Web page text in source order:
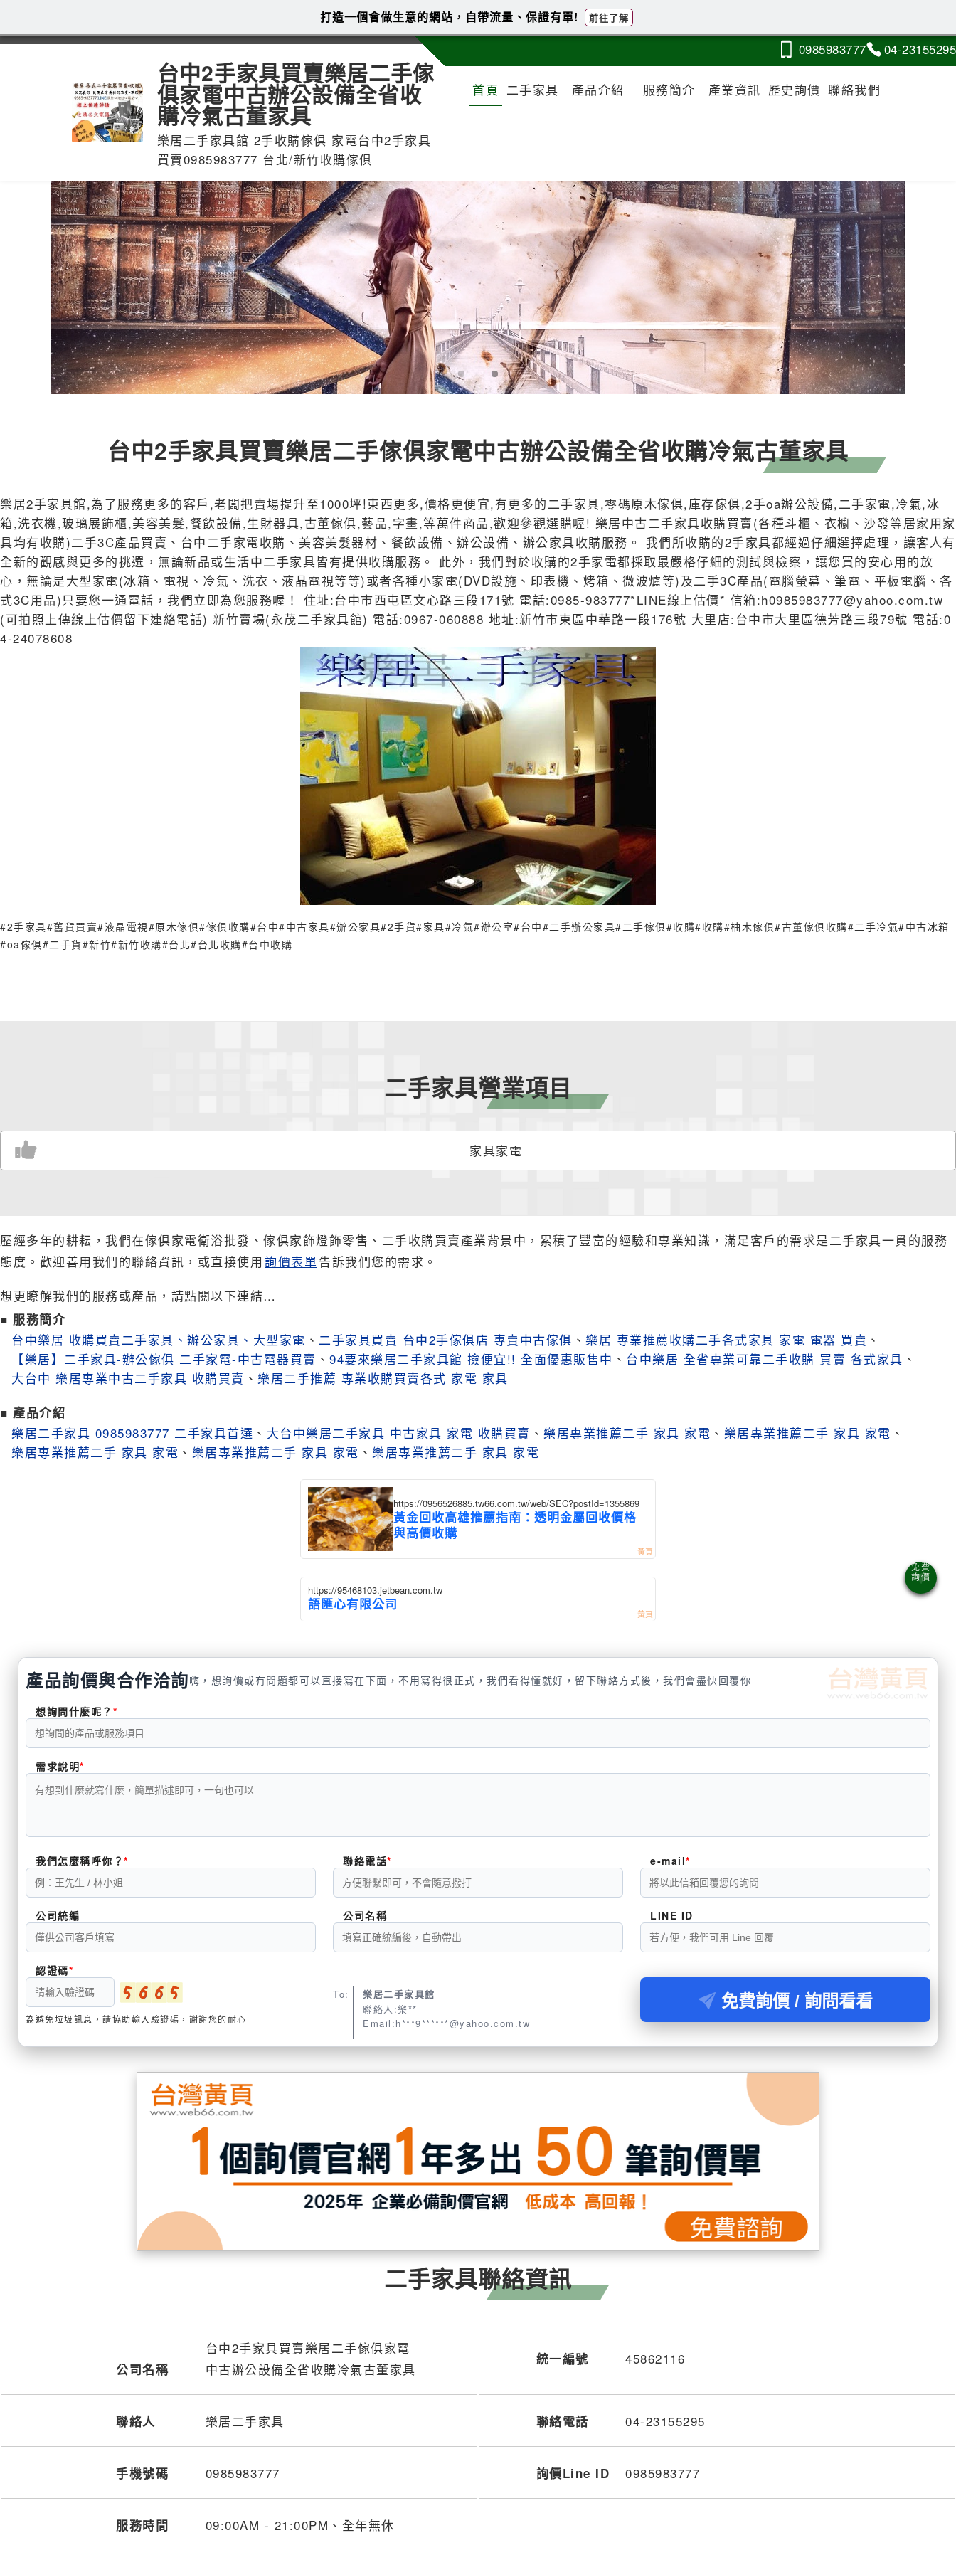
0985983777 04-23155295
台中2手家具買賣樂居二手傢
俱家電中古辦公設備全省收
購冷氣古董家具
樂居二手家具館 2手收購傢俱 家電台中2手家具
買賣0985983777 台北/新竹收購傢俱
首頁 二手家具 產品介紹 服務簡介 產業資訊 歷史詢價 聯絡我們
台中2手家具買賣樂居二手傢俱家電中古辦公設備全省收購冷氣古董家具
樂居2手家具館,為了服務更多的客戶,老闆把賣場提升至1000坪!東西更多,價格更便宜,有更多的二手家具,零碼原木傢俱,庫存傢俱,2手oa辦公設備,二手家電,冷氣,冰
箱,洗衣機,玻璃展飾櫃,美容美髮,餐飲設備,生財器具,古董傢俱,藝品,字畫,等萬件商品,歡迎參觀選購喔! 樂居中古二手家具收購買賣(各種斗櫃、衣櫥、沙發等居家用家
具均有收購)二手3C產品買賣、台中二手家電收購、美容美髮器材、餐飲設備、辦公設備、辦公家具收購服務。 我們所收購的2手家具都經過仔細選擇處理，讓客人有
全新的觀感與更多的挑選，無論新品或生活中二手家具皆有提供收購服務。 此外，我們對於收購的2手家電都採取最嚴格仔細的測試與檢察，讓您買的安心用的放
心，無論是大型家電(冰箱、電視、冷氣、洗衣、液晶電視等等)或者各種小家電(DVD設施、印表機、烤箱、微波爐等)及二手3C產品(電腦螢幕、筆電、平板電腦、各
式3C用品)只要您一通電話，我們立即為您服務喔！ 住址:台中市西屯區文心路三段171號 電話:0985-983777*LINE線上估價* 信箱:h0985983777@yahoo.com.tw
(可拍照上傳線上估價留下連絡電話) 新竹賣場(永茂二手家具館) 電話:0967-060888 地址:新竹市東區中華路一段176號 大里店:台中市大里區德芳路三段79號 電話:0
4-24078608
#2手家具#舊貨買賣#液晶電視#原木傢俱#傢俱收購#台中#中古家具#辦公家具#2手貨#家具#冷氣#辦公室#台中#二手辦公家具#二手傢俱#收購#收購#柚木傢俱#古董傢俱收購#二手冷氣#中古冰箱
#oa傢俱#二手貨#新竹#新竹收購#台北#台北收購#台中收購
二手家具營業項目
家具家電
歷經多年的耕耘，我們在傢俱家電衛浴批發、傢俱家飾燈飾零售、二手收購買賣產業背景中，累積了豐富的經驗和專業知識，滿足客戶的需求是二手家具一貫的服務
態度。歡迎善用我們的聯絡資訊，或直接使用 詢價表單 告訴我們您的需求。
想更瞭解我們的服務或產品，請點閱以下連結…
■ 服務簡介
台中樂居 收購買賣二手家具、辦公家具、大型家電 、 二手家具買賣 台中2手傢俱店 專賣中古傢俱 、 樂居 專業推薦收購二手各式家具 家電 電器 買賣 、
【樂居】二手家具-辦公傢俱 二手家電-中古電器買賣 、 94要來樂居二手家具館 撿便宜!! 全面優惠販售中 、 台中樂居 全省專業可靠二手收購 買賣 各式家具 、
大台中 樂居專業中古二手家具 收購買賣 、 樂居二手推薦 專業收購買賣各式 家電 家具
■ 產品介紹
樂居二手家具 0985983777 二手家具首選 、 大台中樂居二手家具 中古家具 家電 收購買賣 、 樂居專業推薦二手 家具 家電 、 樂居專業推薦二手 家具 家電 、
樂居專業推薦二手 家具 家電 、 樂居專業推薦二手 家具 家電 、 樂居專業推薦二手 家具 家電
https://0956526885.tw66.com.tw/web/SEC?postId=1355869
黃金回收高雄推薦指南：透明金屬回收價格
與高價收購
https://95468103.jetbean.com.tw
語匯心有限公司
產品詢價與合作洽詢嗨，想詢價或有問題都可以直接寫在下面，不用寫得很正式，我們看得懂就好，留下聯絡方式後，我們會盡快回覆你
想詢問什麼呢？
需求說明
我們怎麼稱呼你？ 聯絡電話 e-mail
公司統編 公司名稱 LINE ID
認證碼
為避免垃圾訊息，請協助輸入驗證碼，謝謝您的耐心
To:
樂居二手家具館
聯絡人:樂**
Email:h***9******@yahoo.com.tw
免費詢價 / 詢問看看
二手家具聯絡資訊
公司名稱
台中2手家具買賣樂居二手傢俱家電
中古辦公設備全省收購冷氣古董家具
統一編號 45862116
聯絡人 樂居二手家具 聯絡電話 04-23155295
手機號碼 0985983777 詢價Line ID 0985983777
服務時間 09:00AM - 21:00PM、全年無休
打造一個會做生意的網站，自帶流量、保證有單! 前往了解